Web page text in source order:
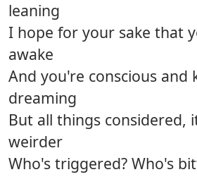
leaning
I hope for your sake that
awake
And you're conscious and
dreaming
But all things considered,
weirder
Who's triggered? Who's